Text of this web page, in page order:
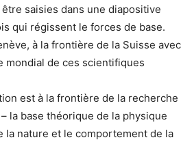
saisies dans une diapositive
qui régissent le forces de base.
à la frontière de la Suisse avec
mondial de ces scientifiques
est à la frontière de la recherche
la base théorique de la physique
la nature et le comportement de la